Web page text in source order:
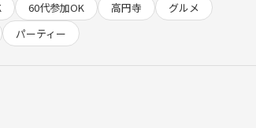
、プロとして普段から和洋中を作っているので料
60代参加OK 高円寺
グルメ
パーティー